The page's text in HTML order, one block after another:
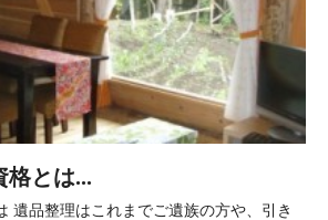
格とは...
遺品整理はこれまでご遺族の方や、引き